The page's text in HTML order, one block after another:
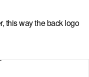
this way the back logo